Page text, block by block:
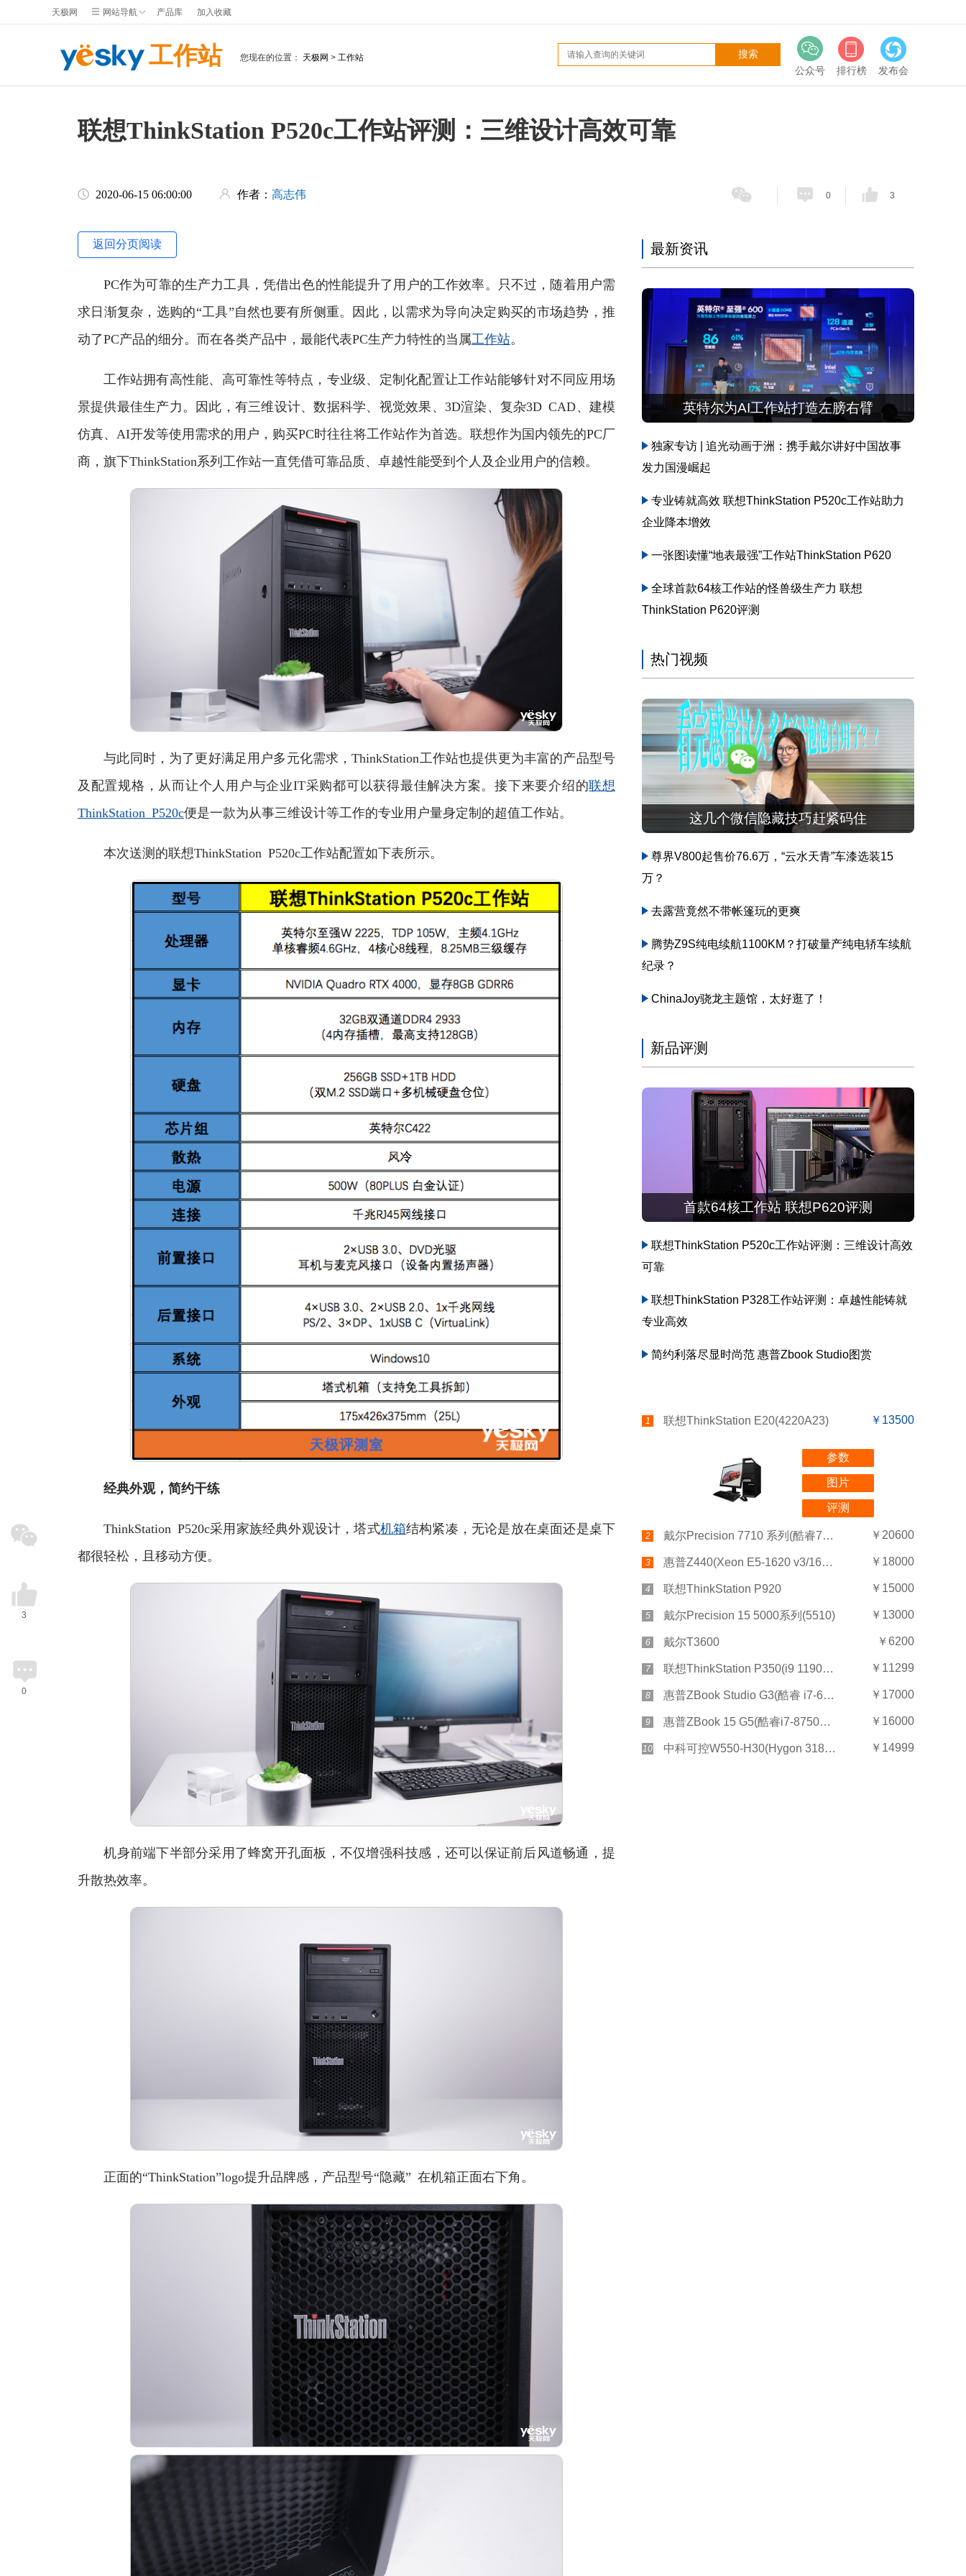
天极网 网站导航 产品库 加入收藏
工作站 您现在的位置： 天极网 > 工作站
公众号 排行榜 发布会
联想ThinkStation P520c工作站评测：三维设计高效可靠
2020-06-15 06:00:00 作者： 高志伟 0 3
返回分页阅读
PC作为可靠的生产力工具，凭借出色的性能提升了用户的工作效率。只不过，随着用户需
求日渐复杂，选购的“工具”自然也要有所侧重。因此，以需求为导向决定购买的市场趋势，推
动了PC产品的细分。而在各类产品中，最能代表PC生产力特性的当属工作站。
工作站拥有高性能、高可靠性等特点，专业级、定制化配置让工作站能够针对不同应用场
景提供最佳生产力。因此，有三维设计、数据科学、视觉效果、3D渲染、复杂3D CAD、建模
仿真、AI开发等使用需求的用户，购买PC时往往将工作站作为首选。联想作为国内领先的PC厂
商，旗下ThinkStation系列工作站一直凭借可靠品质、卓越性能受到个人及企业用户的信赖。
与此同时，为了更好满足用户多元化需求，ThinkStation工作站也提供更为丰富的产品型号
及配置规格，从而让个人用户与企业IT采购都可以获得最佳解决方案。接下来要介绍的联想
ThinkStation P520c便是一款为从事三维设计等工作的专业用户量身定制的超值工作站。
本次送测的联想ThinkStation P520c工作站配置如下表所示。
经典外观，简约干练
ThinkStation P520c采用家族经典外观设计，塔式机箱结构紧凑，无论是放在桌面还是桌下
都很轻松，且移动方便。
机身前端下半部分采用了蜂窝开孔面板，不仅增强科技感，还可以保证前后风道畅通，提
升散热效率。
正面的“ThinkStation”logo提升品牌感，产品型号“隐藏” 在机箱正面右下角。
最新资讯
英特尔为AI工作站打造左膀右臂
独家专访 | 追光动画于洲：携手戴尔讲好中国故事
发力国漫崛起
专业铸就高效 联想ThinkStation P520c工作站助力
企业降本增效
一张图读懂“地表最强”工作站ThinkStation P620
全球首款64核工作站的怪兽级生产力 联想
ThinkStation P620评测
热门视频
这几个微信隐藏技巧赶紧码住
尊界V800起售价76.6万，“云水天青”车漆选装15
万？
去露营竟然不带帐篷玩的更爽
腾势Z9S纯电续航1100KM？打破量产纯电轿车续航
纪录？
ChinaJoy骁龙主题馆，太好逛了！
新品评测
首款64核工作站 联想P620评测
联想ThinkStation P520c工作站评测：三维设计高效
可靠
联想ThinkStation P328工作站评测：卓越性能铸就
专业高效
简约利落尽显时尚范 惠普Zbook Studio图赏
1 联想ThinkStation E20(4220A23) ￥13500
参数
图片
评测
2 戴尔Precision 7710 系列(酷睿7-6820HQ/16G×1/256G+2T/W7170M 4G) ￥20600
3 惠普Z440(Xeon E5-1620 v3/16GB/256GB+1TB/K2200) ￥18000
4 联想ThinkStation P920 ￥15000
5 戴尔Precision 15 5000系列(5510) ￥13000
6 戴尔T3600 ￥6200
7 联想ThinkStation P350(i9 11900/16GB/256GB+2TB/T600) ￥11299
8 惠普ZBook Studio G3(酷睿 i7-6700HQ/8GB/256GB固态) ￥17000
9 惠普ZBook 15 G5(酷睿i7-8750H/16GB/256GB+2TB) ￥16000
10 中科可控W550-H30(Hygon 3185/16GB*2/2TB/集显) ￥14999
3
0